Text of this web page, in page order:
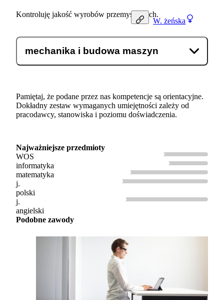
W. żeńska
Kontroluję jakość wyrobów przemysłowych.
mechanika i budowa maszyn
Pamiętaj, że podane przez nas kompetencje są orientacyjne.
Dokładny zestaw wymaganych umiejętności zależy od
pracodawcy, stanowiska i poziomu doświadczenia.
Najważniejsze przedmioty
WOS
informatyka
matematyka
j.
polski
j.
angielski
Podobne zawody